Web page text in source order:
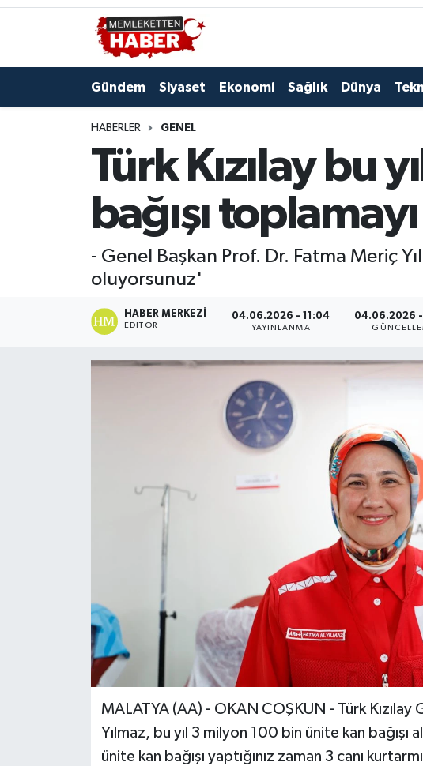
Gündem Siyaset Ekonomi Sağlık Dünya
HABERLER GENEL
Türk Kızılay bu
bağışı
- Genel Başkan Prof. Dr. Fatma Meriç
oluyorsunuz'
HABER MERKEZI
EDITÖR
04.06.2026 - 11:04
YAYINLANMA
04.06.2026 -
MALATYA (AA) - OKAN COŞKUN - Türk
Yılmaz, bu yıl 3 milyon 100 bin ünite kan
ünite kan bağışı yaptığınız zaman 3 canı